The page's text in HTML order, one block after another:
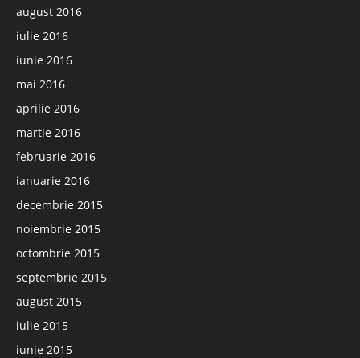
august 2016
iulie 2016
iunie 2016
mai 2016
aprilie 2016
martie 2016
februarie 2016
ianuarie 2016
decembrie 2015
noiembrie 2015
octombrie 2015
septembrie 2015
august 2015
iulie 2015
iunie 2015